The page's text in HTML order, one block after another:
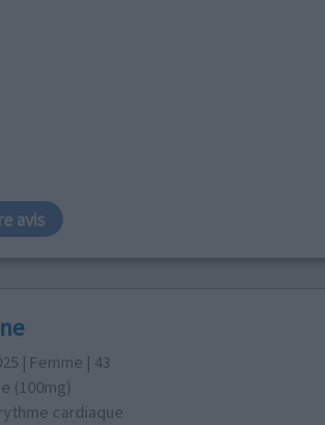
avis
| Femme | 43
(100mg)
cardiaque